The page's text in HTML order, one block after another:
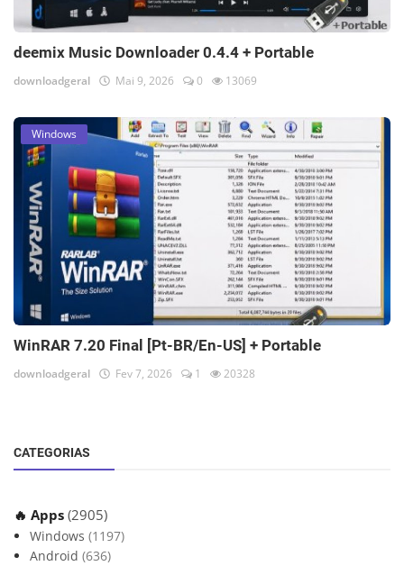
deemix Music Downloader 0.4.4 + Portable
downloadgeral Mai 9, 2026 0 13069
Windows
WinRAR 7.20 Final [Pt-BR/En-US] + Portable
downloadgeral Fev 7, 2026 1 20328
CATEGORIAS
🔥 Apps (2905)
Windows (1197)
Android (636)